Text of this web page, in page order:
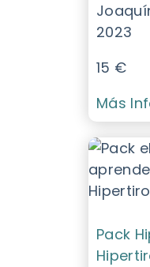
2023
15 €
Más
Pack